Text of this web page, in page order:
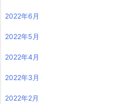
2022年6月
2022年5月
2022年4月
2022年3月
2022年2月